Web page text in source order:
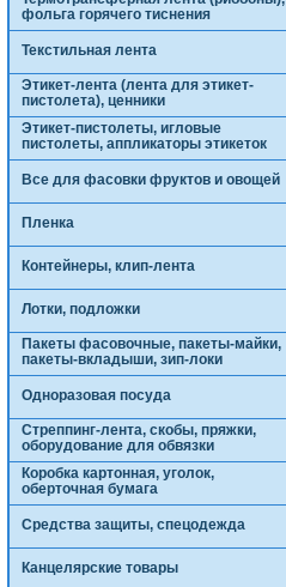
фольга горячего тиснения
Текстильная лента
Этикет-лента (лента для этикет-
пистолета), ценники
Этикет-пистолеты, игловые
пистолеты, аппликаторы этикеток
Все для фасовки фруктов и овощей
Пленка
Контейнеры, клип-лента
Лотки, подложки
Пакеты фасовочные, пакеты-майки,
пакеты-вкладыши, зип-локи
Одноразовая посуда
Стреппинг-лента, скобы, пряжки,
оборудование для обвязки
Коробка картонная, уголок,
оберточная бумага
Средства защиты, спецодежда
Канцелярские товары